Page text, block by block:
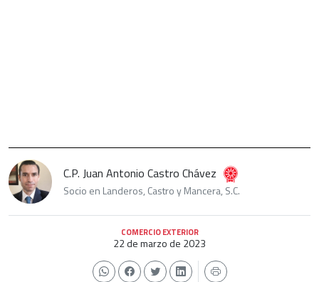
C.P. Juan Antonio Castro Chávez
Socio en Landeros, Castro y Mancera, S.C.
COMERCIO EXTERIOR
22 de marzo de 2023